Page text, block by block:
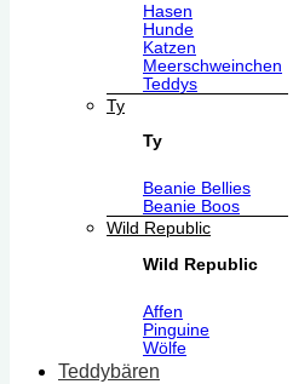
Hasen
Hunde
Katzen
Meerschweinchen
Teddys
Ty
Ty
Beanie Bellies
Beanie Boos
Wild Republic
Wild Republic
Affen
Pinguine
Wölfe
Teddybären